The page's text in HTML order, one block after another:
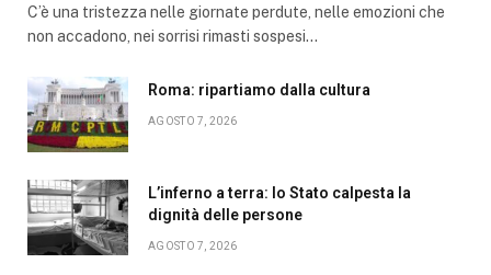
C’è una tristezza nelle giornate perdute, nelle emozioni che
non accadono, nei sorrisi rimasti sospesi…
Roma: ripartiamo dalla cultura
AGOSTO 7, 2026
L’inferno a terra: lo Stato calpesta la
dignità delle persone
AGOSTO 7, 2026